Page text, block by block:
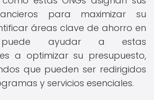
para maximizar su
áreas clave de ahorro en
puede ayudar a estas
a optimizar su presupuesto,
que pueden ser redirigidos
y servicios esenciales.